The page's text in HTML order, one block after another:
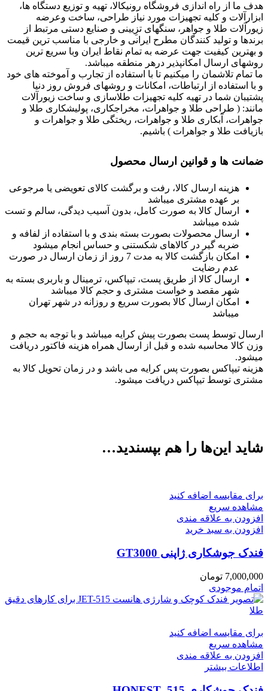
هدف ما از راه اندازی فروشگاه رونیکالا، تهیه و توزیع دستگاه ها،
ابزارآلات و کلیه تجهیزات مورد نیاز طراحی، ساخت وعرضه
زیورآلات طلا و جواهر، سنگهای تزِیینی و صنایع دستی مرتبط از
برندها و تولید کنندگان مطرح ایرانی و خارجی با مناسب ترین قیمت
و بهترین کیفیت جهت عرضه به تمام نقاط ایران وبا سریع ترین
روشهای ارسال امکانپذیر درهر منطقه میباشد.
ما تمام تلاشمان را میکنیم تا با استفاده از تجارب و آموخته های خود
و با استفاده از ارتباطات، امکانات و روشهای فروش روز دنیا
پشتیبان شما در تهیه کلیه تجهیزات طلاسازی و ساخت زیورآلات
مانند: ( طراحی طلا و جواهرات، مخراجکاری، پولیشکاری طلا و
جواهرات، آبکاری طلا و جواهرات، ریختگی طلا و جواهرات و
بازیافت طلا و جواهرات ) باشیم.
ضمانت ها و قوانین ارسال محصول
هزینه ارسال کالا، رفت و برگشت کالای تعویضی یا مرجوعی
بر عهده مشتری میباشد
ارسال کالا به صورت کامل، بدون آسیب دیدگی، سالم و تست
شده میباشد
ارسال محصولات بصورت بسته بندی و با استفاده از لفافه و
ضربه گیر در کالاهای شکستنی و حساس انجام میشود
امکان بازگشت کالا به مدت 7 روز از زمان ارسال در صورت
عدم رضایت
ارسال کالا از طریق پست، تیپاکس، ترمینال و باربری بسته به
شهر مقصد و خواست مشتری و حجم کالا میباشد
امکان ارسال کالا بصورت سریع و روزانه در شهر تهران
میباشد
ارسال توسط پست بصورت پیش کرایه میباشد و با توجه به حجم و
وزن کالا محاسبه شده و قبل از ارسال همراه هزینه فاکتور دریافت
میشود.
هزینه تیپاکس بصورت پس کرایه می باشد و در زمان تحویل کالا به
مشتری توسط تیپاکس دریافت میشود.
شاید این‌ها را هم بپسندید…
برای مقایسه اضافه کنید
مشاهده سریع
افزودن به علاقه مندی
افزودن به سبد خرید
فندک جوشکاری ژاپنی GT3000
7,000,000 تومان
اتمام موجودی
برای مقایسه اضافه کنید
مشاهده سریع
افزودن به علاقه مندی
اطلاعات بیشتر